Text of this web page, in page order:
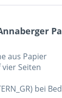
aus Papier
vier Seiten
bei